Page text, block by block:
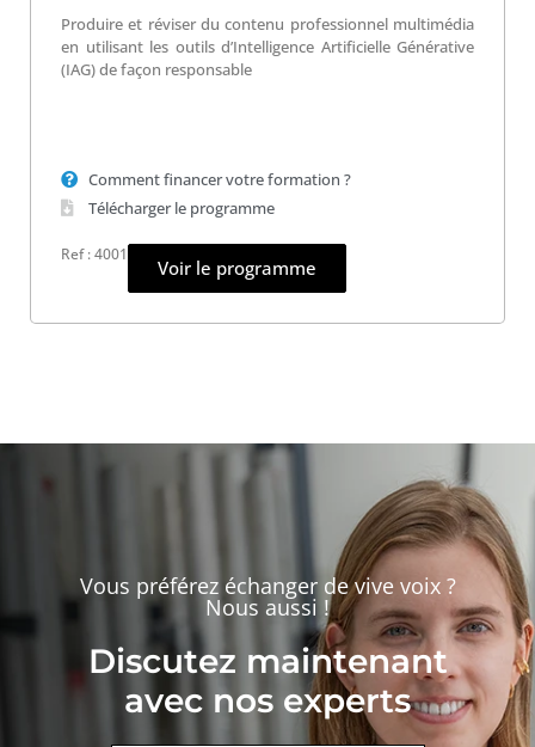
Produire et réviser du contenu professionnel multimédia
en utilisant les outils d’Intelligence Artificielle Générative
(IAG) de façon responsable
Comment financer votre formation ?
Télécharger le programme
Ref : 4001
Voir le programme
Vous préférez échanger de vive voix ?
Nous aussi !
Discutez maintenant
avec nos experts